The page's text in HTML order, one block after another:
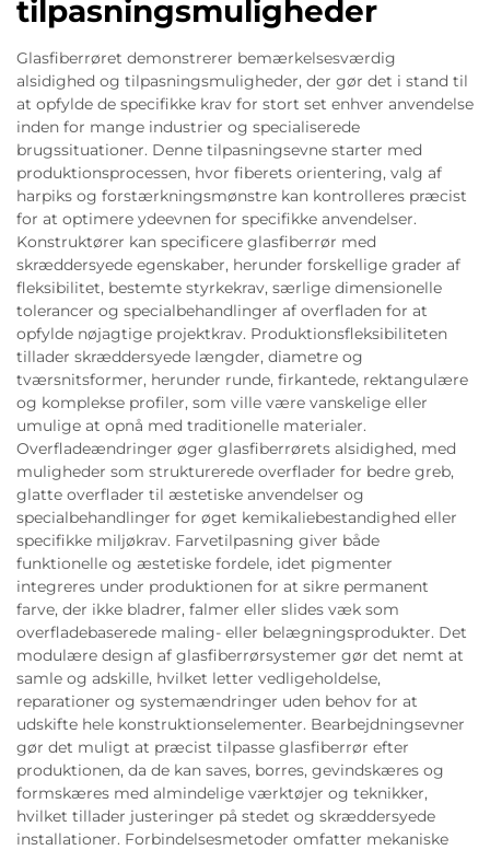
tilpasningsmuligheder
Glasfiberrøret demonstrerer bemærkelsesværdig
alsidighed og tilpasningsmuligheder, der gør det i stand til
at opfylde de specifikke krav for stort set enhver anvendelse
inden for mange industrier og specialiserede
brugssituationer. Denne tilpasningsevne starter med
produktionsprocessen, hvor fiberets orientering, valg af
harpiks og forstærkningsmønstre kan kontrolleres præcist
for at optimere ydeevnen for specifikke anvendelser.
Konstruktører kan specificere glasfiberrør med
skræddersyede egenskaber, herunder forskellige grader af
fleksibilitet, bestemte styrkekrav, særlige dimensionelle
tolerancer og specialbehandlinger af overfladen for at
opfylde nøjagtige projektkrav. Produktionsfleksibiliteten
tillader skræddersyede længder, diametre og
tværsnitsformer, herunder runde, firkantede, rektangulære
og komplekse profiler, som ville være vanskelige eller
umulige at opnå med traditionelle materialer.
Overfladeændringer øger glasfiberrørets alsidighed, med
muligheder som strukturerede overflader for bedre greb,
glatte overflader til æstetiske anvendelser og
specialbehandlinger for øget kemikaliebestandighed eller
specifikke miljøkrav. Farvetilpasning giver både
funktionelle og æstetiske fordele, idet pigmenter
integreres under produktionen for at sikre permanent
farve, der ikke bladrer, falmer eller slides væk som
overfladebaserede maling- eller belægningsprodukter. Det
modulære design af glasfiberrørsystemer gør det nemt at
samle og adskille, hvilket letter vedligeholdelse,
reparationer og systemændringer uden behov for at
udskifte hele konstruktionselementer. Bearbejdningsevner
gør det muligt at præcist tilpasse glasfiberrør efter
produktionen, da de kan saves, borres, gevindskæres og
formskæres med almindelige værktøjer og teknikker,
hvilket tillader justeringer på stedet og skræddersyede
installationer. Forbindelsesmetoder omfatter mekaniske